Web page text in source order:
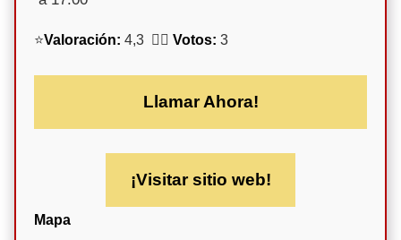
⭐Valoración: 4,3 🕵️‍♀️ Votos: 3
Llamar Ahora!
¡Visitar sitio web!
Mapa